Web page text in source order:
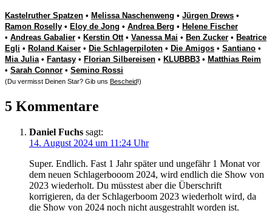
Kastelruther Spatzen • Melissa Naschenweng • Jürgen Drews •
Ramon Roselly • Eloy de Jong • Andrea Berg • Helene Fischer
• Andreas Gabalier • Kerstin Ott• Vanessa Mai • Ben Zucker • Beatrice
Egli • Roland Kaiser • Die Schlagerpiloten • Die Amigos • Santiano •
Mia Julia• Fantasy • Florian Silbereisen • KLUBBB3 • Matthias Reim
• Sarah Connor • Semino Rossi
(Du vermisst Deinen Star? Gib uns Bescheid!)
5 Kommentare
Daniel Fuchs sagt:
14. August 2024 um 11:24 Uhr
Super. Endlich. Fast 1 Jahr später und ungefähr 1 Monat vor
dem neuen Schlagerbooom 2024, wird endlich die Show von
2023 wiederholt. Du müsstest aber die Überschrift
korrigieren, da der Schlagerboom 2023 wiederholt wird, da
die Show von 2024 noch nicht ausgestrahlt worden ist.